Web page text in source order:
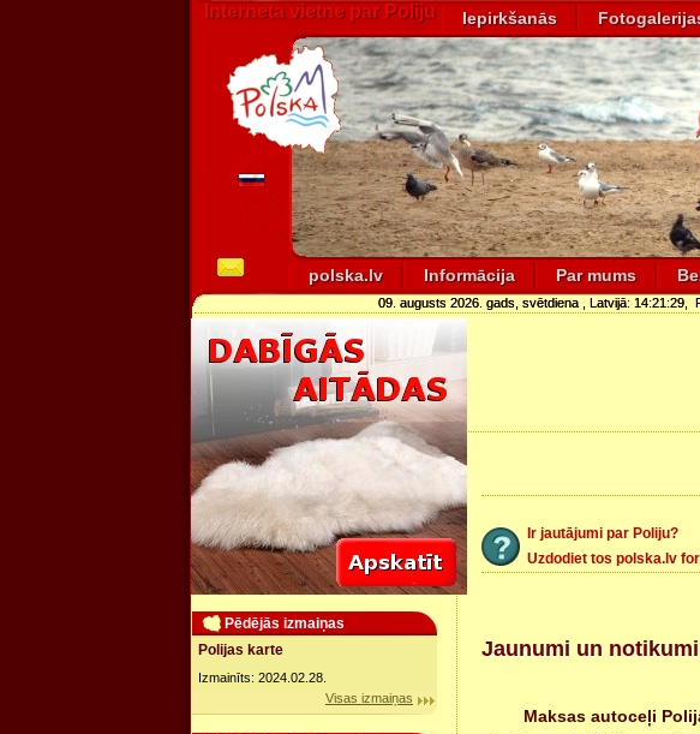
Interneta vietne par Poliju Iepirkšanās
polska.lv Informācija Par mums
09. augusts 2026. gads, svētdiena , Latvijā: 14:21:29,
Pēdējās izmaiņas
Polijas karte
Izmainīts: 2024.02.28.
Visas izmaiņas
Ir jautājumi par Poliju?
Uzdodiet tos polska.lv
Jaunumi un notikumi
Maksas autoceļi